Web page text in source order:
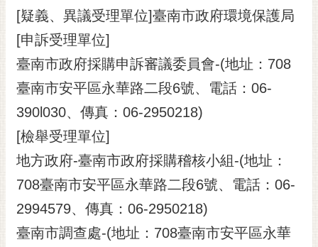
[疑義、異議受理單位]臺南市政府環境保護局
[申訴受理單位]
臺南市政府採購申訴審議委員會-(地址：708
臺南市安平區永華路二段6號、電話：06-
390l030、傳真：06-2950218)
[檢舉受理單位]
地方政府-臺南市政府採購稽核小組-(地址：
708臺南市安平區永華路二段6號、電話：06-
2994579、傳真：06-2950218)
臺南市調查處-(地址：708臺南市安平區永華